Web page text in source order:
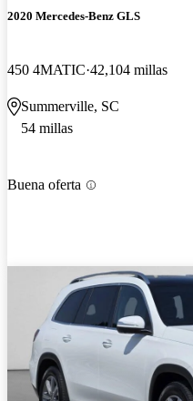
2020 Mercedes-Benz GLS
450 4MATIC 42,104 millas
Summerville, SC
54 millas
Buena oferta